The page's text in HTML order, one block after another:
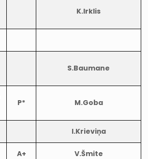
K.Irklis
S.Baumane
P* M.Goba
I.Krieviņa
A+ V.Šmite